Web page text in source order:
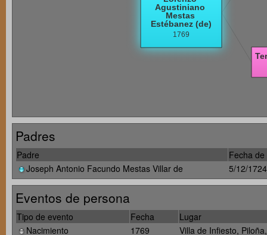
Padres
Padre
Fecha
Joseph Antonio Facundo Mestas Villar de
5/12/1724
Eventos de persona
Tipo de evento Fecha
Lugar
Nacimiento
1769
Villa de Infiesto,